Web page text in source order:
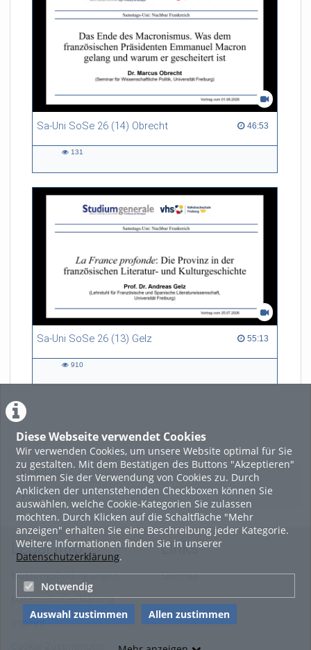
Diese Webseite verwendet Cookies
Wir verwenden Cookies, um unsere Website optimal für Sie
zu gestalten. Mit dem Bestätigen des Buttons "Akzeptieren"
stimmen Sie der Verwendung von Cookies zu. Durch
Anklicken der untenstehenden Checkboxen können Sie
auswählen, welche Cookie-Kategorien Sie zulassen
möchten. Durch Klicken auf die Schaltfläche "Mehr
anzeigen" erhalten Sie eine Beschreibung jeder Kategorie.
Weitere Informationen finden Sie in unserer
Datenschutzerklärung.
Notwendig
Auswahl zustimmen Allen zustimmen
Sa-Uni SoSe 26 (14) Obrecht 46:53
46:53 duration
131
Sa-Uni SoSe 26 (13) Gelz 55:13
55:13 duration
910
LADE MEHR
Featured
Beliebtheit
Legal Info
Nutzungsbedingungen
Datenschutzerklärung
Imprint
Links
Sitemap